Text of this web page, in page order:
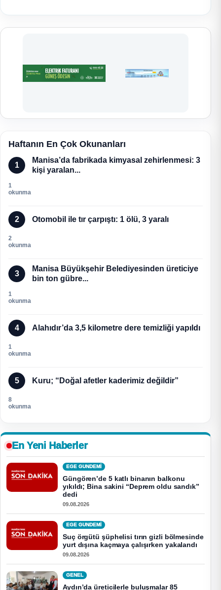
Haftanın En Çok Okunanları
1
Manisa’da fabrikada kimyasal zehirlenmesi: 3
kişi yaralan...
1
okunma
2 Otomobil ile tır çarpıştı: 1 ölü, 3 yaralı
2
okunma
3
Manisa Büyükşehir Belediyesinden üreticiye
bin ton gübre...
1
okunma
4 Alahıdır’da 3,5 kilometre dere temizliği yapıldı
1
okunma
5 Kuru; “Doğal afetler kaderimiz değildir”
8
okunma
En Yeni Haberler
EGE GUNDEMİ
Güngören’de 5 katlı binanın balkonu
yıkıldı; Bina sakini “Deprem oldu sandık”
dedi
09.08.2026
EGE GUNDEMİ
Suç örgütü şüphelisi tırın gizli bölmesinde
yurt dışına kaçmaya çalışırken yakalandı
09.08.2026
GENEL
Aydın’da üreticilerle buluşmalar 85